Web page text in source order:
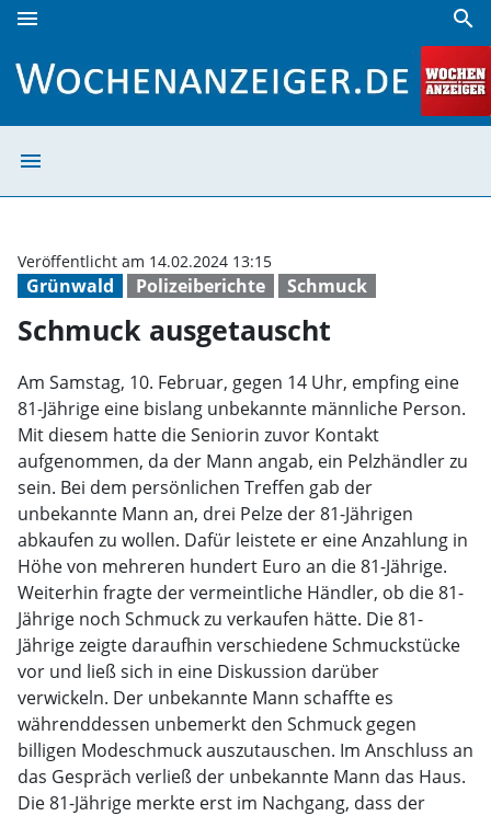
menu search
menu
Grünwald Polizeiberichte Schmuck
Veröffentlicht am 14.02.2024 13:15
Schmuck ausgetauscht
Am Samstag, 10. Februar, gegen 14 Uhr, empfing eine
81-Jährige eine bislang unbekannte männliche Person.
Mit diesem hatte die Seniorin zuvor Kontakt
aufgenommen, da der Mann angab, ein Pelzhändler zu
sein. Bei dem persönlichen Treffen gab der
unbekannte Mann an, drei Pelze der 81-Jährigen
abkaufen zu wollen. Dafür leistete er eine Anzahlung in
Höhe von mehreren hundert Euro an die 81-Jährige.
Weiterhin fragte der vermeintliche Händler, ob die 81-
Jährige noch Schmuck zu verkaufen hätte. Die 81-
Jährige zeigte daraufhin verschiedene Schmuckstücke
vor und ließ sich in eine Diskussion darüber
verwickeln. Der unbekannte Mann schaffte es
währenddessen unbemerkt den Schmuck gegen
billigen Modeschmuck auszutauschen. Im Anschluss an
das Gespräch verließ der unbekannte Mann das Haus.
Die 81-Jährige merkte erst im Nachgang, dass der